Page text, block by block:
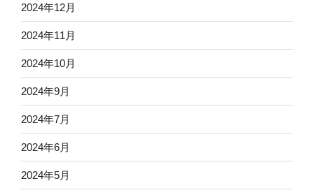
2024年12月
2024年11月
2024年10月
2024年9月
2024年7月
2024年6月
2024年5月